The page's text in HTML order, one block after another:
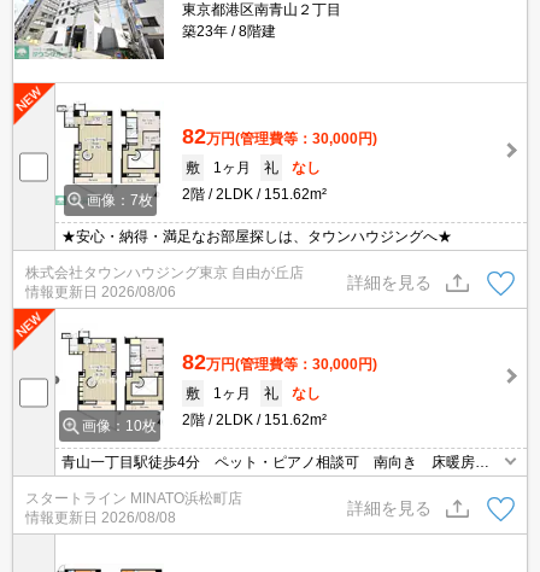
東京都港区南青山２丁目
築23年
8階建
画像：7枚
82万円(管理費等：30,000円)
敷
1ヶ月 礼
なし
2階
2LDK 151.62m²
★安心・納得・満足なお部屋探しは、タウンハウジングへ★
株式会社タウンハウジング東京 自由が丘店
情報更新日 2026/08/06
詳細を見る
画像：10枚
82万円(管理費等：30,000円)
敷
1ヶ月 礼
なし
2階
2LDK 151.62m²
青山一丁目駅徒歩4分 ペット・ピアノ相談可 南向き 床暖房
有 メゾネットタイプ オートロック
スタートライン MINATO浜松町店
情報更新日 2026/08/08
詳細を見る